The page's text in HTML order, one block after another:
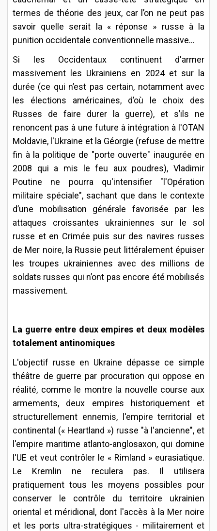
termes de théorie des jeux, car l’on ne peut pas
savoir quelle serait la « réponse » russe à la
punition occidentale conventionnelle massive…
Si les Occidentaux continuent d'armer
massivement les Ukrainiens en 2024 et sur la
durée (ce qui n’est pas certain, notamment avec
les élections américaines, d’où le choix des
Russes de faire durer la guerre), et s’ils ne
renoncent pas à une future à intégration à l'OTAN
Moldavie, l'Ukraine et la Géorgie (refuse de mettre
fin à la politique de "porte ouverte" inaugurée en
2008 qui a mis le feu aux poudres), Vladimir
Poutine ne pourra qu'intensifier "l'Opération
militaire spéciale", sachant que dans le contexte
d’une mobilisation générale favorisée par les
attaques croissantes ukrainiennes sur le sol
russe et en Crimée puis sur des navires russes
de Mer noire, la Russie peut littéralement épuiser
les troupes ukrainiennes avec des millions de
soldats russes qui n’ont pas encore été mobilisés
massivement.
La guerre entre deux empires et deux modèles
totalement antinomiques
L'objectif russe en Ukraine dépasse ce simple
théâtre de guerre par procuration qui oppose en
réalité, comme le montre la nouvelle course aux
armements, deux empires historiquement et
structurellement ennemis, l'empire territorial et
continental (« Heartland ») russe "à l'ancienne", et
l'empire maritime atlanto-anglosaxon, qui domine
l'UE et veut contrôler le « Rimland » eurasiatique.
Le Kremlin ne reculera pas. Il utilisera
pratiquement tous les moyens possibles pour
conserver le contrôle du territoire ukrainien
oriental et méridional, dont l'accès à la Mer noire
et les ports ultra-stratégiques - militairement et